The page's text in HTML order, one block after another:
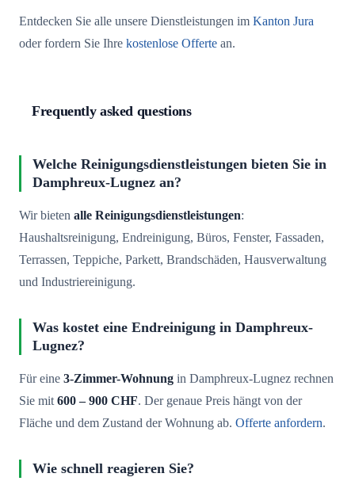
Entdecken Sie alle unsere Dienstleistungen im Kanton Jura
oder fordern Sie Ihre kostenlose Offerte an.
Frequently asked questions
Welche Reinigungsdienstleistungen bieten Sie in
Damphreux-Lugnez an?
Wir bieten alle Reinigungsdienstleistungen:
Haushaltsreinigung, Endreinigung, Büros, Fenster, Fassaden,
Terrassen, Teppiche, Parkett, Brandschäden, Hausverwaltung
und Industriereinigung.
Was kostet eine Endreinigung in Damphreux-
Lugnez?
Für eine 3-Zimmer-Wohnung in Damphreux-Lugnez rechnen
Sie mit600 – 900 CHF. Der genaue Preis hängt von der
Fläche und dem Zustand der Wohnung ab. Offerte anfordern.
Wie schnell reagieren Sie?